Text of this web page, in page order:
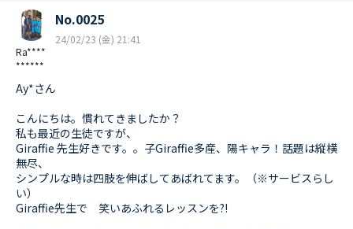
Ra****
******
No.0025
24/02/23 (金) 21:41
Ay*さん
こんにちは。慣れてきましたか？
私も最近の生徒ですが、
Giraffie 先生好きです。。子Giraffie多産、陽キャラ！話題は縦横
無尽、
シンプルな時は四肢を伸ばしてあばれてます。（※サービスらし
い）
Giraffie先生で 笑いあふれるレッスンを?!